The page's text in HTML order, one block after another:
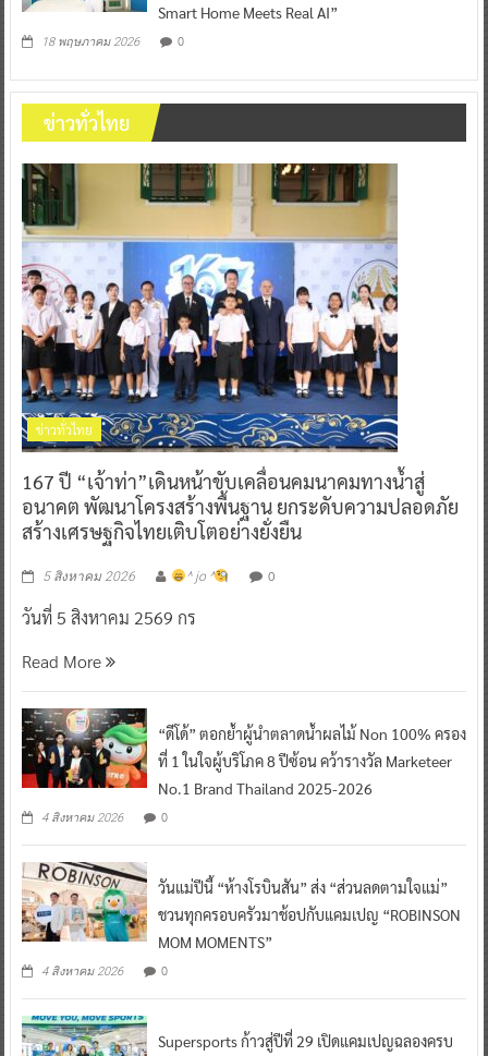
Smart Home Meets Real AI”
18 พฤษภาคม 2026 0
ข่าวทั่วไทย
ข่าวทั่วไทย
167 ปี “เจ้าท่า”เดินหน้าขับเคลื่อนคมนาคมทางน้ำสู่
อนาคต พัฒนาโครงสร้างพื้นฐาน ยกระดับความปลอดภัย
สร้างเศรษฐกิจไทยเติบโตอย่างยั่งยืน
5 สิงหาคม 2026 ^ jo ^ 0
วันที่ 5 สิงหาคม 2569 กร
Read More
“ดีโด้” ตอกย้ำผู้นำตลาดน้ำผลไม้ Non 100% ครอง
ที่ 1 ในใจผู้บริโภค 8 ปีซ้อน คว้ารางวัล Marketeer
No.1 Brand Thailand 2025-2026
4 สิงหาคม 2026 0
วันแม่ปีนี้ “ห้างโรบินสัน” ส่ง “ส่วนลดตามใจแม่”
ชวนทุกครอบครัวมาช้อปกับแคมเปญ “ROBINSON
MOM MOMENTS”
4 สิงหาคม 2026 0
Supersports ก้าวสู่ปีที่ 29 เปิดแคมเปญฉลองครบ